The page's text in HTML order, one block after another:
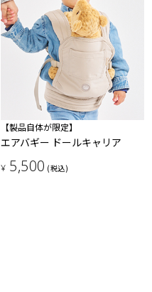
【製品自体が限定】
エアバギー ドールキャリア
¥ 5,500 (税込)